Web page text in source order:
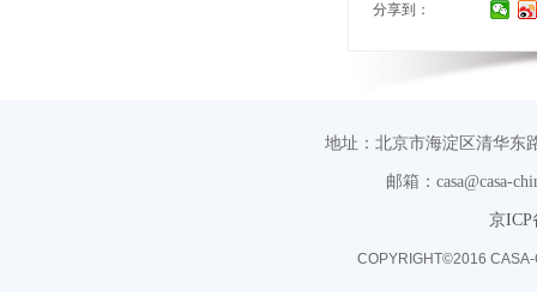
分享到：
地址：北京市海淀区清华东
邮箱：casa@casa-
京ICP
COPYRIGHT©2016